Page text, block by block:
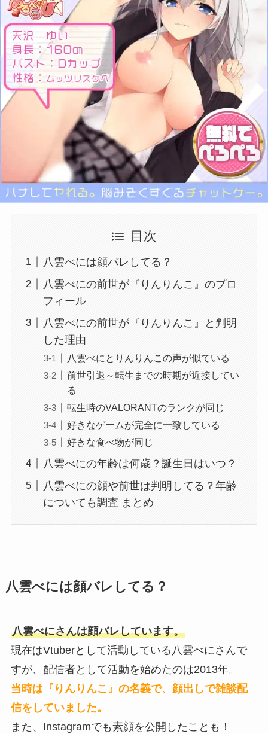
目次
八雲べには顔バレしてる？
八雲べにの前世が『りんりんこ』のプロ
フィール
八雲べにの前世が『りんりんこ』と判明
した理由
八雲べにとりんりんこの声が似ている
前世引退～転生までの時期が近接してい
る
転生時のVALORANTのランクが同じ
好きなゲームが完全に一致している
好きな食べ物が同じ
八雲べにの年齢は何歳？誕生日はいつ？
八雲べにの顔や前世は判明してる？年齢
についても調査 まとめ
八雲べには顔バレしてる？
八雲べにさんは顔バレしています。
現在はVtuberとして活動している八雲べにさんで
すが、配信者として活動を始めたのは2013年。
当時は『りんりんこ』の名義で、顔出しで雑談配
信をしていました。
また、Instagramでも素顔を公開したことも！